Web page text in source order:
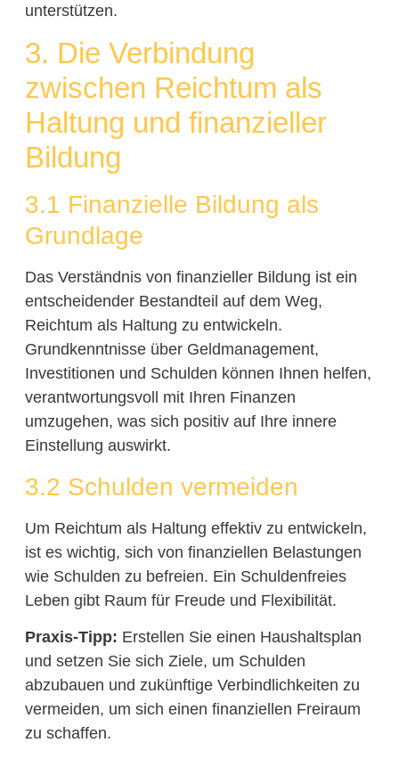
unterstützen.
3. Die Verbindung
zwischen Reichtum als
Haltung und finanzieller
Bildung
3.1 Finanzielle Bildung als
Grundlage
Das Verständnis von finanzieller Bildung ist ein
entscheidender Bestandteil auf dem Weg,
Reichtum als Haltung zu entwickeln.
Grundkenntnisse über Geldmanagement,
Investitionen und Schulden können Ihnen helfen,
verantwortungsvoll mit Ihren Finanzen
umzugehen, was sich positiv auf Ihre innere
Einstellung auswirkt.
3.2 Schulden vermeiden
Um Reichtum als Haltung effektiv zu entwickeln,
ist es wichtig, sich von finanziellen Belastungen
wie Schulden zu befreien. Ein Schuldenfreies
Leben gibt Raum für Freude und Flexibilität.
Praxis-Tipp: Erstellen Sie einen Haushaltsplan
und setzen Sie sich Ziele, um Schulden
abzubauen und zukünftige Verbindlichkeiten zu
vermeiden, um sich einen finanziellen Freiraum
zu schaffen.